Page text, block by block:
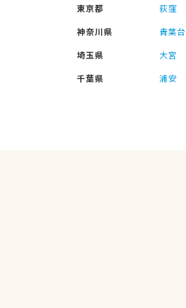
東京都 荻窪
神奈川県
青葉台
埼玉県
大宮
千葉県
浦安